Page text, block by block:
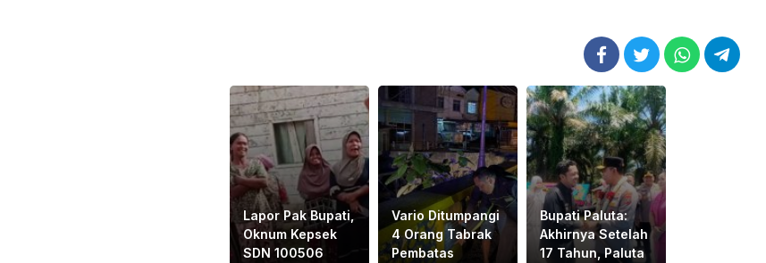
Lapor Pak Bupati,
Oknum Kepsek
SDN 100506
Vario Ditumpangi
4 Orang Tabrak
Pembatas
Bupati Paluta:
Akhirnya Setelah
17 Tahun, Paluta